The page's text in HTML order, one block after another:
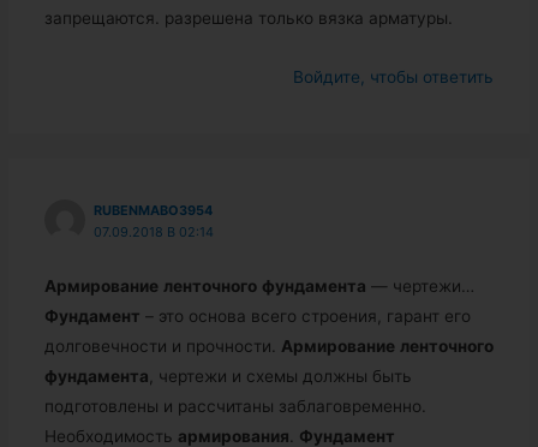
запрещаются. разрешена только вязка арматуры.
Войдите, чтобы ответить
RUBENMABO3954
07.09.2018 В 02:14
Армирование ленточного фундамента — чертежи…
Фундамент – это основа всего строения, гарант его
долговечности и прочности. Армирование ленточного
фундамента , чертежи и схемы должны быть
подготовлены и рассчитаны заблаговременно.
Необходимость армирования
Фундамент